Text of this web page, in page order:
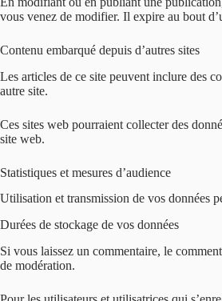
vous venez de modifier. Il expire au bout
Contenu embarqué depuis d’autres sites
Les articles de ce site peuvent inclure des
autre site.
Ces sites web pourraient collecter des
site web.
Statistiques et mesures d’audience
Utilisation et transmission de vos données
Durées de stockage de vos données
Si vous laissez un commentaire, le
de modération.